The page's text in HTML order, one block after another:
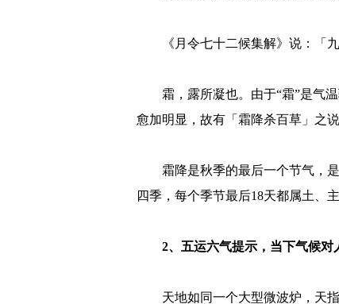
《月令七十二候集解》说：「
霜，露所凝也。由于“霜”是气
愈加明显，故有「霜降杀百草」之说
霜降是秋季的最后一个节气，
四季，每个季节最后18天都属土、
2、五运六气提示，当下气候对
天地如同一个大型微波炉，天